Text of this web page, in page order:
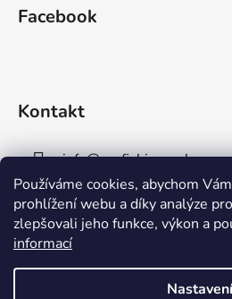
Používáme cookies, abychom
prohlížení webu a díky analýze
zlepšovali jeho funkce, výkon a
informací
Nastavení
Facebook
Kontakt
info@aaafishingpraha.cz
778 011 878